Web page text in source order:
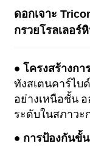
ดอกเจาะ
กรวยโรลเลอร์
● โครงสร้างก
ทังสเตนคาร์ไบ
อย่างเหนือชั้น
ระดับในสภาวะ
● การป้องกันขั้